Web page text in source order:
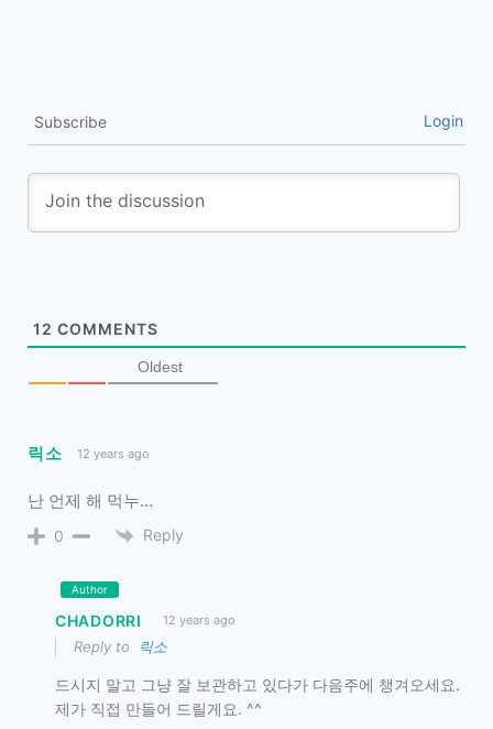
Subscribe Login
12 COMMENTS
Oldest
릭소 12 years ago
난 언제 해 먹누…
0 Reply
Author
CHADORRI 12 years ago
Reply to 릭소
드시지 말고 그냥 잘 보관하고 있다가 다음주에 챙겨오세요.
제가 직접 만들어 드릴게요. ^^